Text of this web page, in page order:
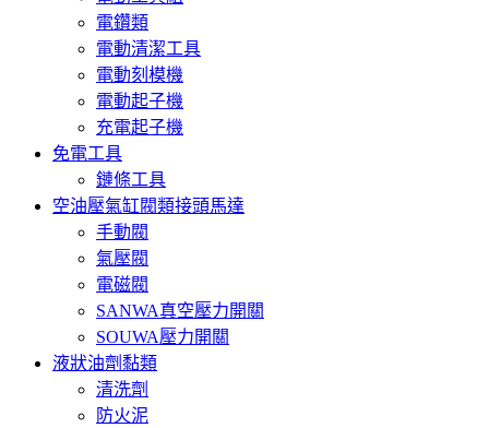
電鑽類
電動清潔工具
電動刻模機
電動起子機
充電起子機
免電工具
鏈條工具
空油壓氣缸閥類接頭馬達
手動閥
氣壓閥
電磁閥
SANWA真空壓力開關
SOUWA壓力開關
液狀油劑黏類
清洗劑
防火泥